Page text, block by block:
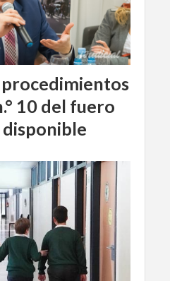
10 del fuero
disponible